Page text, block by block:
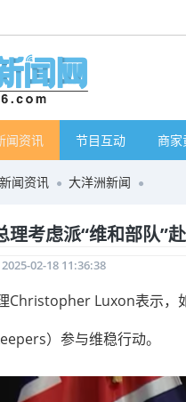
闻资讯 节目互动 商家
新闻资讯 大洋洲新闻
理考虑派“维和部队”赴
2025-02-18 11:36:38
Christopher Luxon表示，
）参与维稳行动。